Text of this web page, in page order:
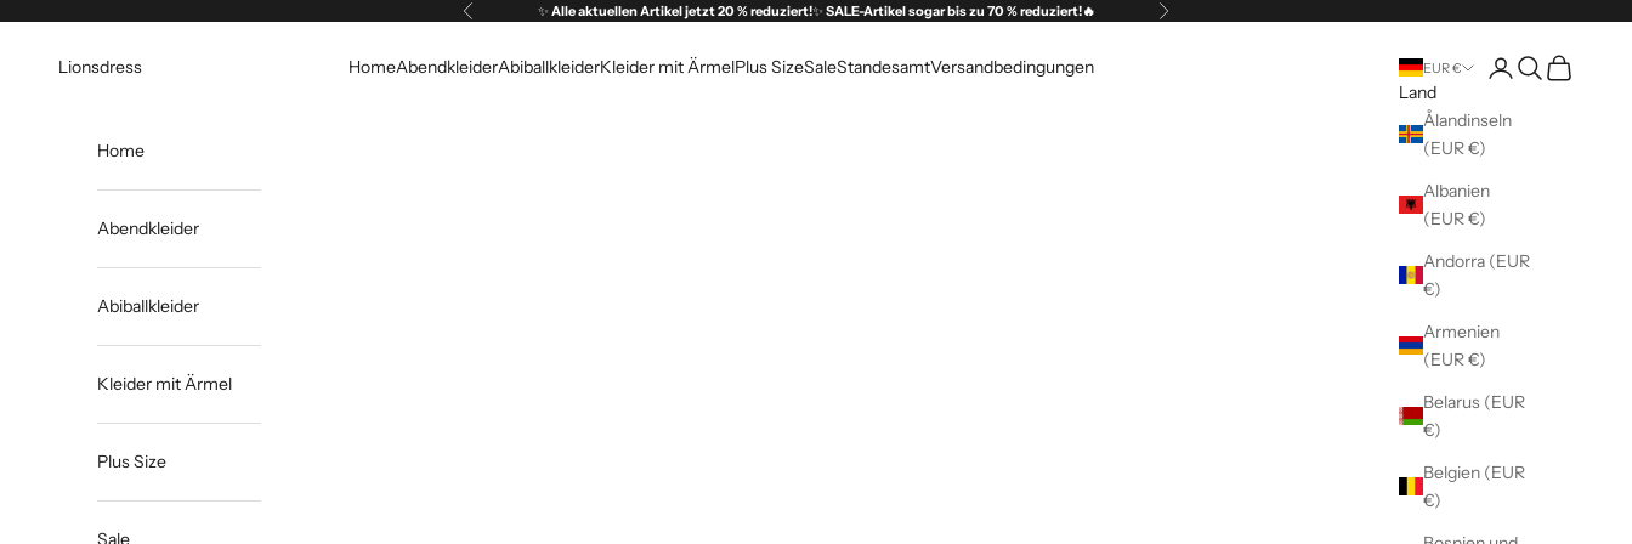
Zurück ✨ Alle aktuellen Artikel jetzt 20 % reduziert!✨ SALE-Artikel sogar bis zu 70 % reduziert!🔥 Vor
Lionsdress HomeAbendkleiderAbiballkleiderKleider mit ÄrmelPlus SizeSaleStandesamtVersandbedingungen EUR €
Land
Ålandinseln
(EUR €)
Albanien
(EUR €)
Andorra (EUR
€)
Armenien
(EUR €)
Belarus (EUR
€)
Belgien (EUR
€)
Suche öffnen
Home
Abendkleider
Abiballkleider
Kleider mit Ärmel
Plus Size
Sale